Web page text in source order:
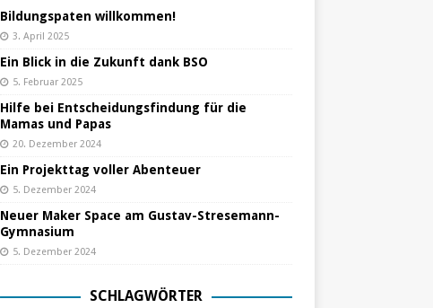
Bildungspaten willkommen!
3. April 2025
Ein Blick in die Zukunft dank BSO
5. Februar 2025
Hilfe bei Entscheidungsfindung für die
Mamas und Papas
20. Dezember 2024
Ein Projekttag voller Abenteuer
5. Dezember 2024
Neuer Maker Space am Gustav-Stresemann-
Gymnasium
5. Dezember 2024
SCHLAGWÖRTER